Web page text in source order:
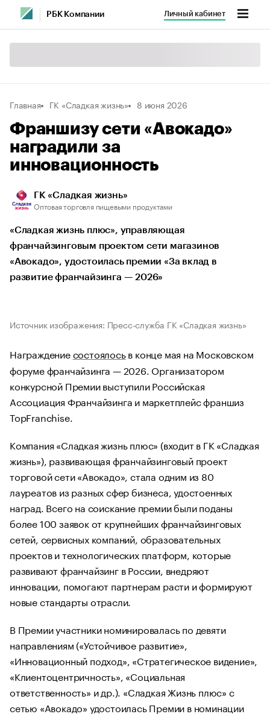
РБК Компании Личный кабинет
Главная ГК «Сладкая жизнь» 8 июня 2026
Франшизу сети «Авокадо»
наградили за
инновационность
ГК «Сладкая жизнь»
Оптовая торговля пищевыми продуктами
«Сладкая жизнь плюс», управляющая
франчайзинговым проектом сети магазинов
«Авокадо», удостоилась премии «За вклад в
развитие франчайзинга — 2026»
Источник изображения: Пресс-служба ГК «Сладкая жизнь»
Награждениесостоялосьв конце мая на Московском
форуме франчайзинга — 2026. Организатором
конкурсной Премии выступили Российская
Ассоциация Франчайзинга и маркетплейс франшиз
TopFranchise.
Компания «Сладкая жизнь плюс» (входит в ГК «Сладкая
жизнь»), развивающая франчайзинговый проект
торговой сети «Авокадо», стала одним из 80
лауреатов из разных сфер бизнеса, удостоенных
наград. Всего на соискание премии были поданы
более 100 заявок от крупнейших франчайзинговых
сетей, сервисных компаний, образовательных
проектов и технологических платформ, которые
развивают франчайзинг в России, внедряют
инновации, помогают партнерам расти и формируют
новые стандарты отрасли.
В Премии участники номинировалась по девяти
направлениям («Устойчивое развитие»,
«Инновационный подход», «Стратегическое видение»,
«Клиентоцентричность», «Социальная
ответственность» и др.). «Сладкая Жизнь плюс» с
сетью «Авокадо» удостоилась Премии в номинации